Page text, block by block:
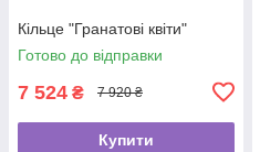
Кільце "Гранатові квіти"
Готово до відправки
7 524 ₴ 7 920 ₴
Купити